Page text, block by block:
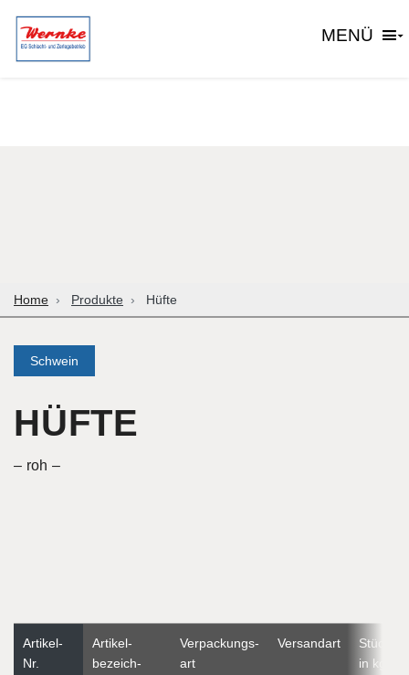
MENÜ
Home Produkte Hüfte
Schwein
HÜFTE
roh
Artikel-
Nr.
Artikel­
bezeich­
Verpackungs­
art
Versandart
in kg